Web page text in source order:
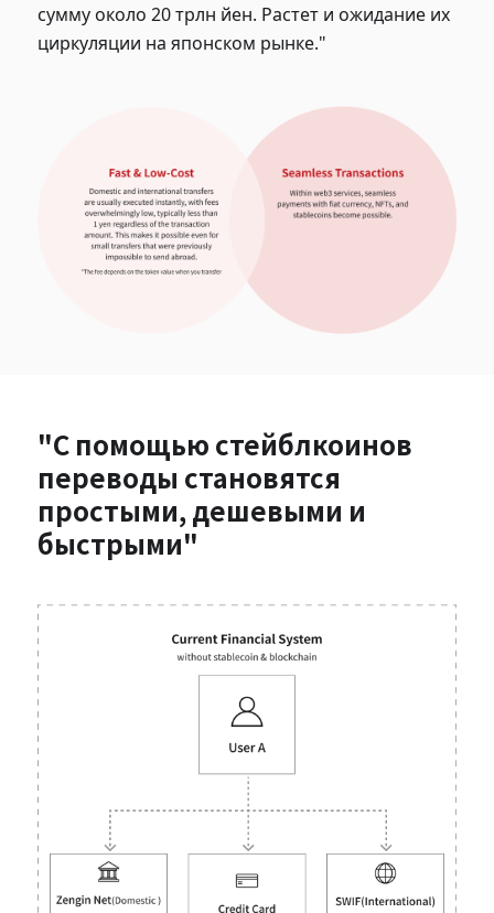
сумму около 20 трлн йен. Растет и ожидание их
циркуляции на японском рынке."
"С помощью стейблкоинов
переводы становятся
простыми, дешевыми и
быстрыми"